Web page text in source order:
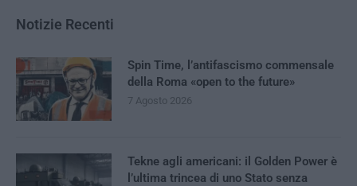
Notizie Recenti
Spin Time, l’antifascismo commensale
della Roma «open to the future»
7 Agosto 2026
Tekne agli americani: il Golden Power è
l’ultima trincea di uno Stato senza